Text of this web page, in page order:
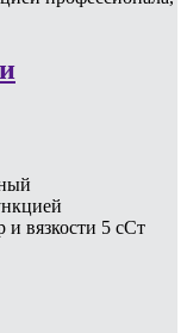
и вязкости 5 сСт